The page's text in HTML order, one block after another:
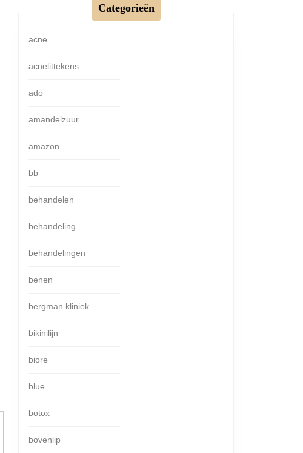
Categorieën
acne
acnelittekens
ado
amandelzuur
amazon
bb
behandelen
behandeling
behandelingen
benen
bergman kliniek
bikinilijn
biore
blue
botox
bovenlip